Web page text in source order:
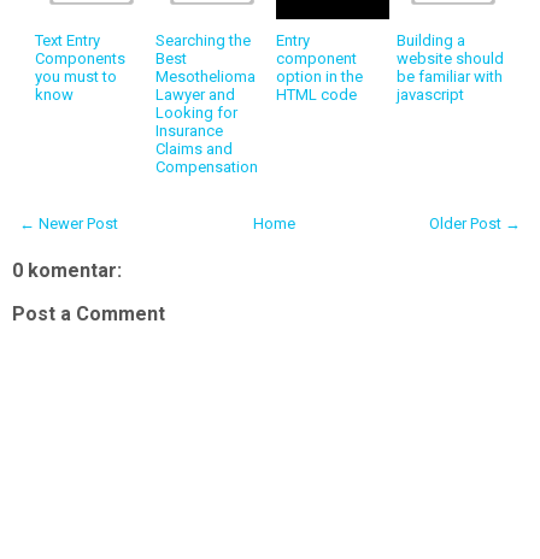
Text Entry
Components
you must to
know
Searching the
Best
Mesothelioma
Lawyer and
Looking for
Insurance
Claims and
Compensation
Entry
component
option in the
HTML code
Building a
website should
be familiar with
javascript
← Newer Post Older Post →
Home
0 komentar:
Post a Comment